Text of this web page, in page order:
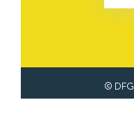
© DFG